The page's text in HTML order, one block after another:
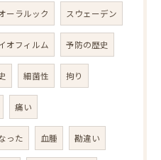
ーラルック スウェーデン
オフィルム 予防の歴史
細菌性 拘り
痛い
った 血腫 勘違い